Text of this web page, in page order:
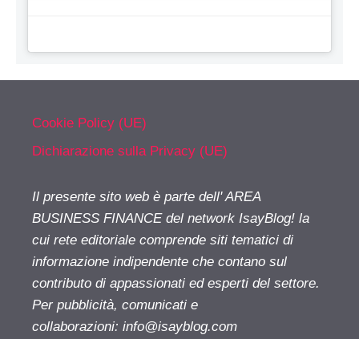
Cookie Policy (UE)
Dichiarazione sulla Privacy (UE)
Il presente sito web è parte dell' AREA
BUSINESS FINANCE del network IsayBlog! la
cui rete editoriale comprende siti tematici di
informazione indipendente che contano sul
contributo di appassionati ed esperti del settore.
Per pubblicità, comunicati e
collaborazioni: info@isayblog.com